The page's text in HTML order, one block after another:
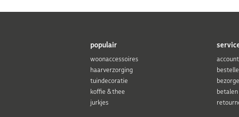
populair
woonaccessoires
haarverzorging
tuindecoratie
koffie & thee
jurkjes
account
betalen